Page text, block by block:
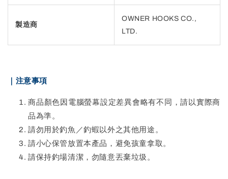
製造商
OWNER HOOKS CO.,
LTD.
｜注意事項
商品顏色因電腦螢幕設定差異會略有不同，請以實際商
品為準。
請勿用於釣魚／釣蝦以外之其他用途。
請小心保管放置本產品，避免孩童拿取。
請保持釣場清潔，勿隨意丟棄垃圾。